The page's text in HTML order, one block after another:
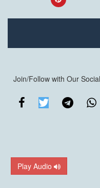
Join/Follow with Our
Play Audio